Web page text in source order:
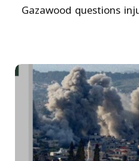
Gazawood questions